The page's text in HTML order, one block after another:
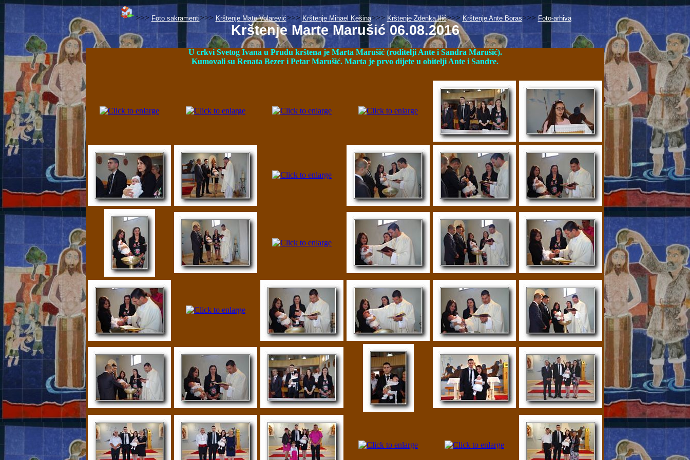
>>> Foto sakramenti>>> Krštenje Mate Volarević>>> Krštenje Mihael Kešina>>> Krštenje Zdenka Ilić>>> Krštenje Ante Boras>>> Foto-arhiva
Krštenje Marte Marušić 06.08.2016
U crkvi Svetog Ivana u Prudu krštena je Marta Marušić (roditelji Ante i Sandra Marušić).
Kumovali su Renata Bezer i Petar Marušić. Marta je prvo dijete u obitelji Ante i Sandre.